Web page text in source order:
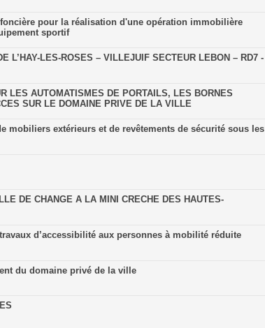
pour la réalisation d'une opération immobilière
sportif
L’HAY-LES-ROSES – VILLEJUIF SECTEUR LEBON – RD7 -
LES AUTOMATISMES DE PORTAILS, LES BORNES
SUR LE DOMAINE PRIVE DE LA VILLE
mobiliers extérieurs et de revêtements de sécurité sous les
DE CHANGE A LA MINI CRECHE DES HAUTES-
d’accessibilité aux personnes à mobilité réduite
du domaine privé de la ville